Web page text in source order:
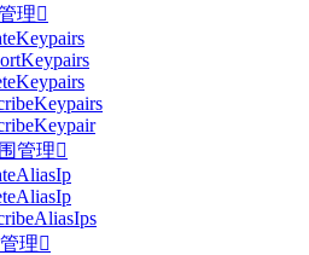
理
管理
理